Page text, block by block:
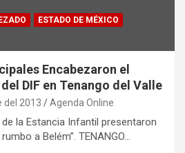
ESTADO DE MÉXICO
Encabezaron el
DIF en Tenango del Valle
del 2013 Agenda Online
la Estancia Infantil presentaron
a Belém”. TENANGO…